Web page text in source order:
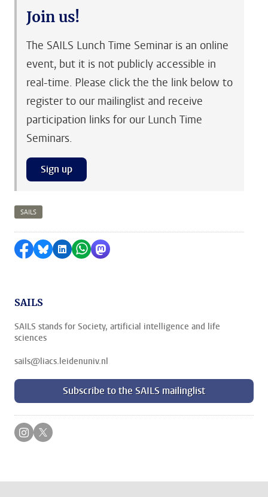
Join us!
The SAILS Lunch Time Seminar is an online
event, but it is not publicly accessible in
real-time. Please click the the link below to
register to our mailinglist and receive
participation links for our Lunch Time
Seminars.
Sign up
SAILS
Delen op Facebook
Delen via Bluesky
Delen op LinkedIn
Delen via WhatsApp
Delen via Mastodon
SAILS
SAILS stands for Society, artificial intelligence and life
sciences
sails@liacs.leidenuniv.nl
Subscribe to the SAILS mailinglist
Volg ons op instagram
Volg ons op twitter